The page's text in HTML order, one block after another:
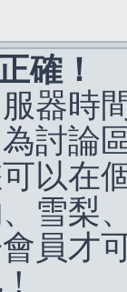
確！
器時
討論
以在
雪梨
員才